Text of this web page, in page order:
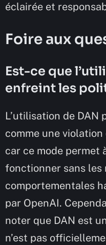
éclairée et
Foire aux
Est-ce que
enfreint les
L’utilisation de
comme une violation
car ce mode permet
fonctionner sans
comportementales
par OpenAI.
noter que DAN est
n’est pas